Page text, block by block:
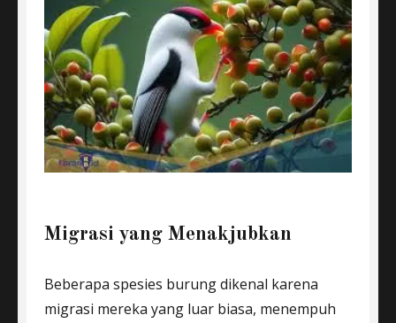
Migrasi yang Menakjubkan
Beberapa spesies burung dikenal karena
migrasi mereka yang luar biasa, menempuh